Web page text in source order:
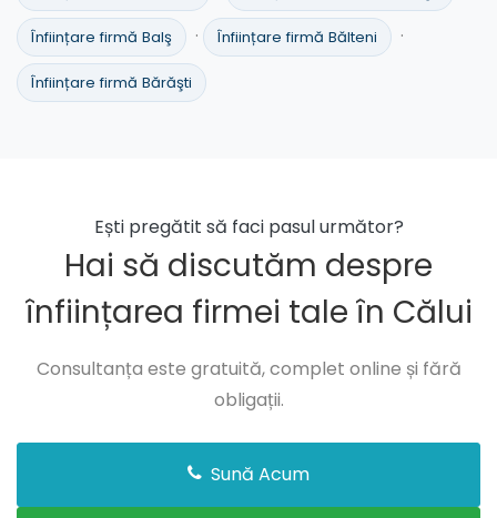
Înființare firmă Balş · Înființare firmă Bălteni ·
Înființare firmă Bărăşti
Ești pregătit să faci pasul următor?
Hai să discutăm despre
înființarea firmei tale în Călui
Consultanța este gratuită, complet online și fără
obligații.
Sună Acum